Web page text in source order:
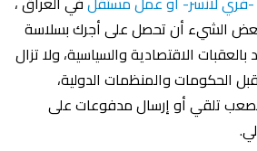
الشيء أن تحصل على أجرك بسلاسة
الاقتصادية والسياسية، ولا تزال
الحكومات والمنظمات الدولية،
تلقي أو إرسال مدفوعات على